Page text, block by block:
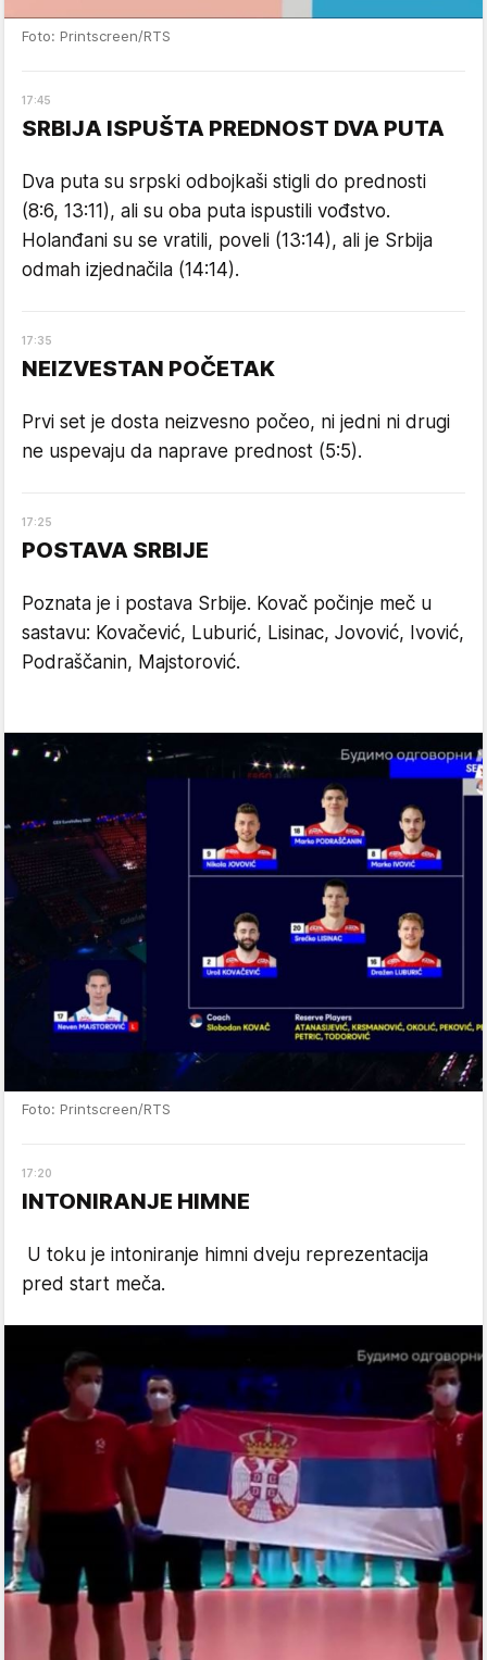
Foto: Printscreen/RTS
17:45
SRBIJA ISPUŠTA PREDNOST DVA PUTA
Dva puta su srpski odbojkaši stigli do prednosti
(8:6, 13:11), ali su oba puta ispustili vođstvo.
Holanđani su se vratili, poveli (13:14), ali je Srbija
odmah izjednačila (14:14).
17:35
NEIZVESTAN POČETAK
Prvi set je dosta neizvesno počeo, ni jedni ni drugi
ne uspevaju da naprave prednost (5:5).
17:25
POSTAVA SRBIJE
Poznata je i postava Srbije. Kovač počinje meč u
sastavu: Kovačević, Luburić, Lisinac, Jovović, Ivović,
Podraščanin, Majstorović.
Foto: Printscreen/RTS
17:20
INTONIRANJE HIMNE
U toku je intoniranje himni dveju reprezentacija
pred start meča.